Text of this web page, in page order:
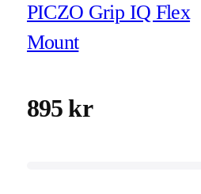
PICZO Grip IQ Flex
Mount
895 kr